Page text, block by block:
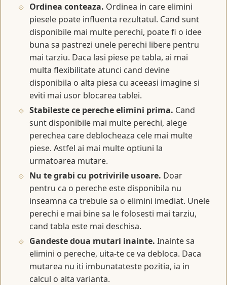
Ordinea conteaza. Ordinea in care elimini
piesele poate influenta rezultatul. Cand sunt
disponibile mai multe perechi, poate fi o idee
buna sa pastrezi unele perechi libere pentru
mai tarziu. Daca lasi piese pe tabla, ai mai
multa flexibilitate atunci cand devine
disponibila o alta piesa cu aceeasi imagine si
eviti mai usor blocarea tablei.
Stabileste ce pereche elimini prima. Cand
sunt disponibile mai multe perechi, alege
perechea care deblocheaza cele mai multe
piese. Astfel ai mai multe optiuni la
urmatoarea mutare.
Nu te grabi cu potrivirile usoare. Doar
pentru ca o pereche este disponibila nu
inseamna ca trebuie sa o elimini imediat. Unele
perechi e mai bine sa le folosesti mai tarziu,
cand tabla este mai deschisa.
Gandeste doua mutari inainte. Inainte sa
elimini o pereche, uita-te ce va debloca. Daca
mutarea nu iti imbunatateste pozitia, ia in
calcul o alta varianta.